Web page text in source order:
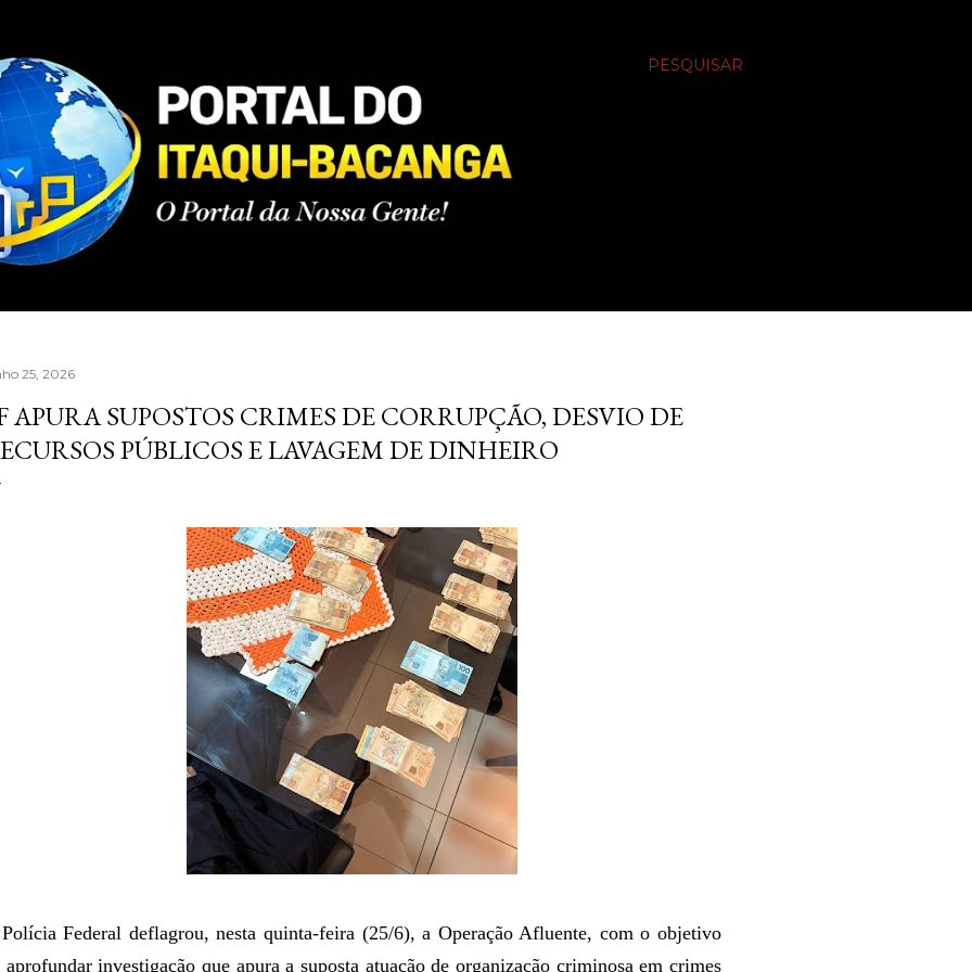
PESQUISAR
25, 2026
APURA SUPOSTOS CRIMES DE CORRUPÇÃO, DESVIO DE
PÚBLICOS E LAVAGEM DE DINHEIRO
Federal deflagrou, nesta quinta-feira (25/6), a Operação Afluente, com o objetivo
aprofundar investigação que apura a suposta atuação de organização criminosa em crimes